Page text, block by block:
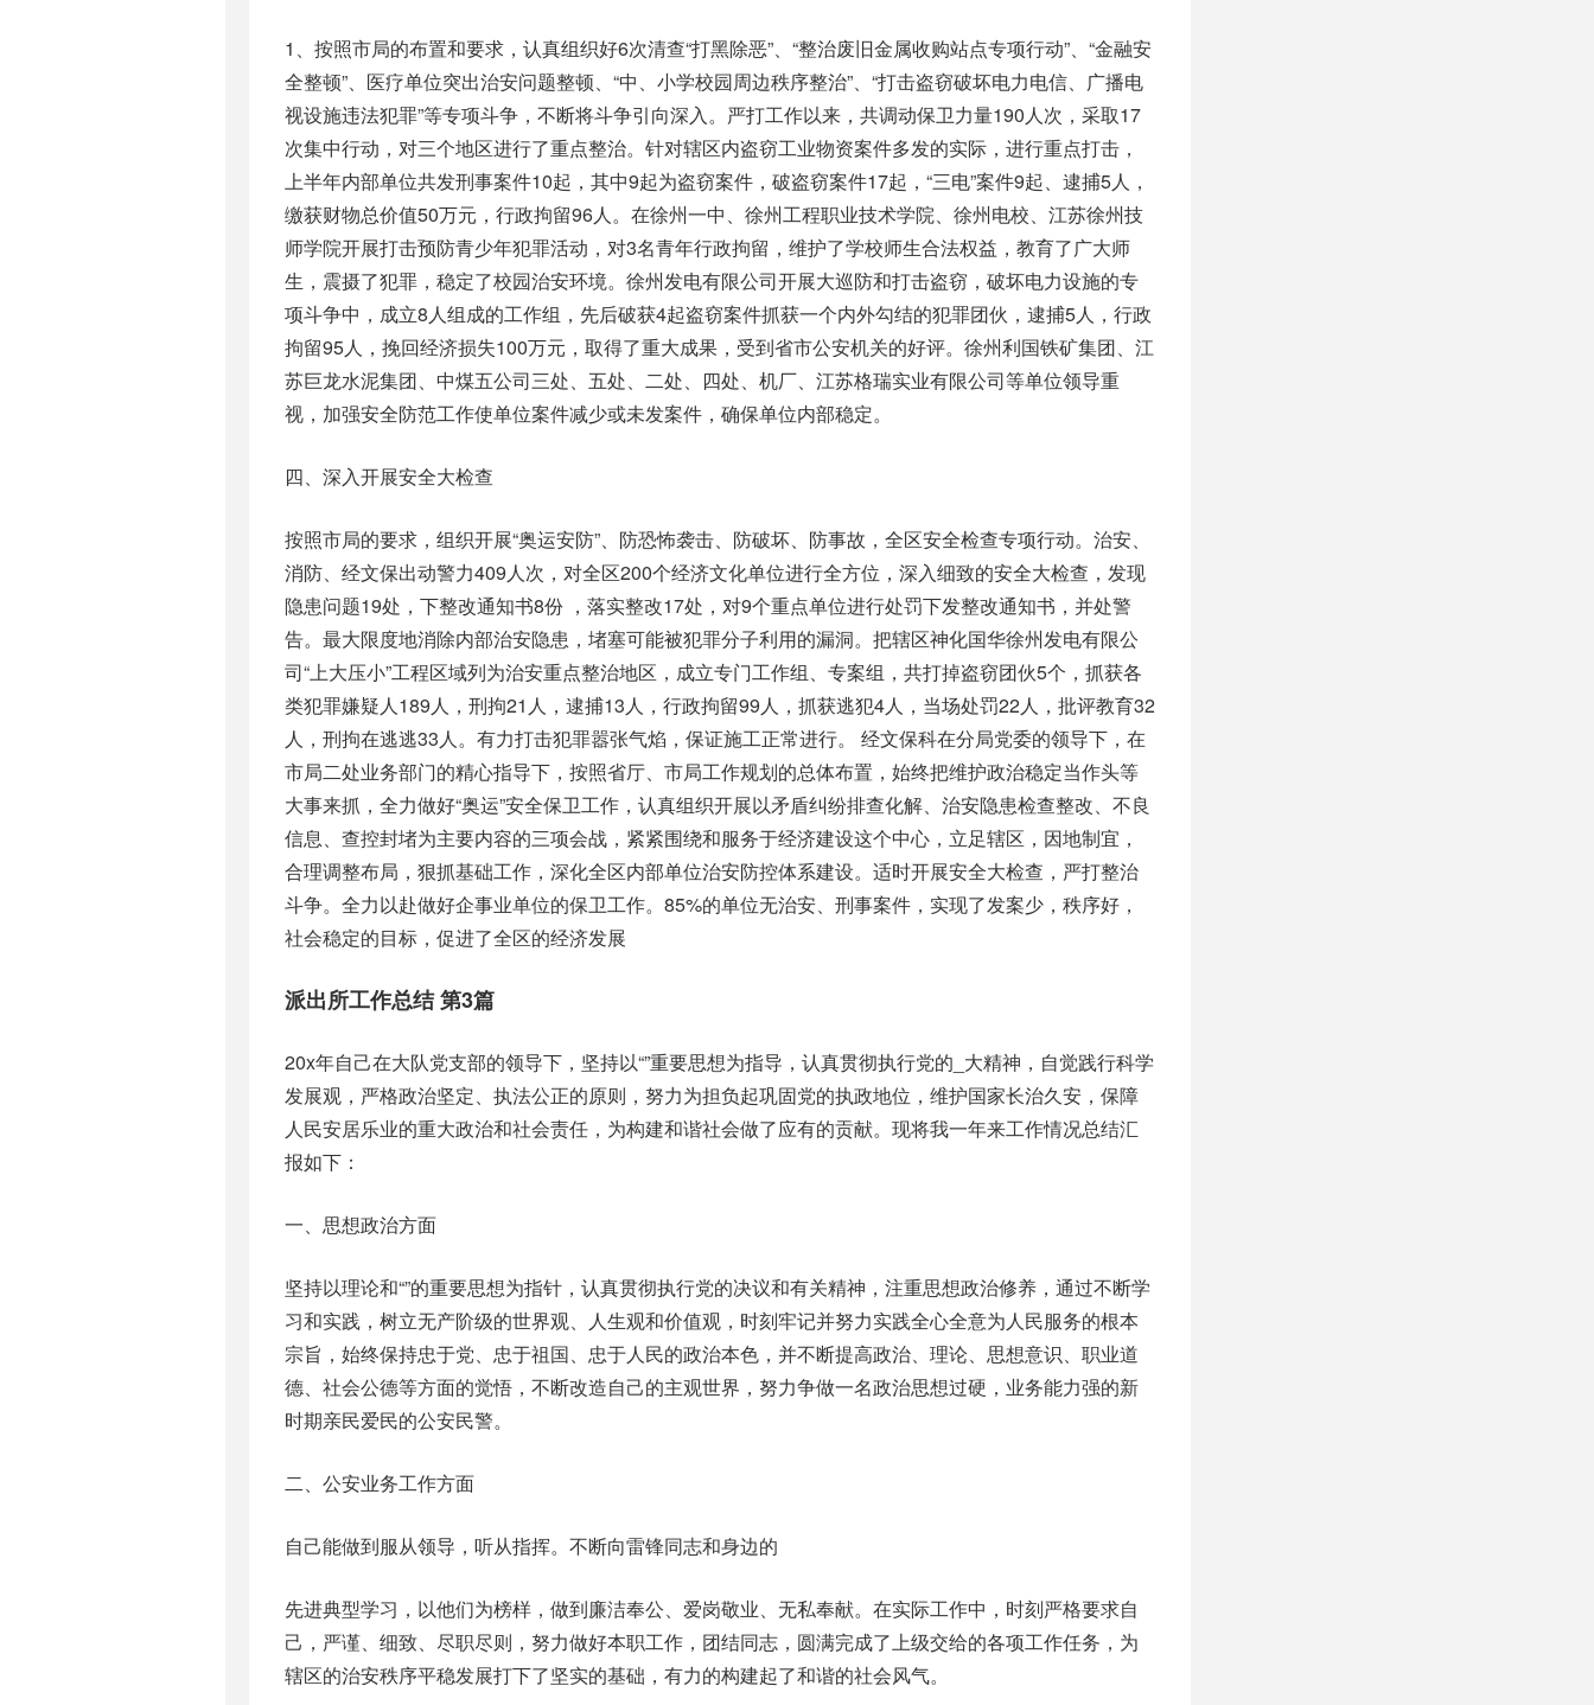
1、按照市局的布置和要求，认真组织好6次清查“打黑除恶”、“整治废旧金属收购站点专项行动”、“金融安
全整顿”、医疗单位突出治安问题整顿、“中、小学校园周边秩序整治”、“打击盗窃破坏电力电信、广播电
视设施违法犯罪”等专项斗争，不断将斗争引向深入。严打工作以来，共调动保卫力量190人次，采取17
次集中行动，对三个地区进行了重点整治。针对辖区内盗窃工业物资案件多发的实际，进行重点打击，
上半年内部单位共发刑事案件10起，其中9起为盗窃案件，破盗窃案件17起，“三电”案件9起、逮捕5人，
缴获财物总价值50万元，行政拘留96人。在徐州一中、徐州工程职业技术学院、徐州电校、江苏徐州技
师学院开展打击预防青少年犯罪活动，对3名青年行政拘留，维护了学校师生合法权益，教育了广大师
生，震摄了犯罪，稳定了校园治安环境。徐州发电有限公司开展大巡防和打击盗窃，破坏电力设施的专
项斗争中，成立8人组成的工作组，先后破获4起盗窃案件抓获一个内外勾结的犯罪团伙，逮捕5人，行政
拘留95人，挽回经济损失100万元，取得了重大成果，受到省市公安机关的好评。徐州利国铁矿集团、江
苏巨龙水泥集团、中煤五公司三处、五处、二处、四处、机厂、江苏格瑞实业有限公司等单位领导重
视，加强安全防范工作使单位案件减少或未发案件，确保单位内部稳定。
四、深入开展安全大检查
按照市局的要求，组织开展“奥运安防”、防恐怖袭击、防破坏、防事故，全区安全检查专项行动。治安、
消防、经文保出动警力409人次，对全区200个经济文化单位进行全方位，深入细致的安全大检查，发现
隐患问题19处，下整改通知书8份 ，落实整改17处，对9个重点单位进行处罚下发整改通知书，并处警
告。最大限度地消除内部治安隐患，堵塞可能被犯罪分子利用的漏洞。把辖区神化国华徐州发电有限公
司“上大压小”工程区域列为治安重点整治地区，成立专门工作组、专案组，共打掉盗窃团伙5个，抓获各
类犯罪嫌疑人189人，刑拘21人，逮捕13人，行政拘留99人，抓获逃犯4人，当场处罚22人，批评教育32
人，刑拘在逃逃33人。有力打击犯罪嚣张气焰，保证施工正常进行。 经文保科在分局党委的领导下，在
市局二处业务部门的精心指导下，按照省厅、市局工作规划的总体布置，始终把维护政治稳定当作头等
大事来抓，全力做好“奥运”安全保卫工作，认真组织开展以矛盾纠纷排查化解、治安隐患检查整改、不良
信息、查控封堵为主要内容的三项会战，紧紧围绕和服务于经济建设这个中心，立足辖区，因地制宜，
合理调整布局，狠抓基础工作，深化全区内部单位治安防控体系建设。适时开展安全大检查，严打整治
斗争。全力以赴做好企事业单位的保卫工作。85%的单位无治安、刑事案件，实现了发案少，秩序好，
社会稳定的目标，促进了全区的经济发展
派出所工作总结 第3篇
20x年自己在大队党支部的领导下，坚持以“”重要思想为指导，认真贯彻执行党的_大精神，自觉践行科学
发展观，严格政治坚定、执法公正的原则，努力为担负起巩固党的执政地位，维护国家长治久安，保障
人民安居乐业的重大政治和社会责任，为构建和谐社会做了应有的贡献。现将我一年来工作情况总结汇
报如下：
一、思想政治方面
坚持以理论和“”的重要思想为指针，认真贯彻执行党的决议和有关精神，注重思想政治修养，通过不断学
习和实践，树立无产阶级的世界观、人生观和价值观，时刻牢记并努力实践全心全意为人民服务的根本
宗旨，始终保持忠于党、忠于祖国、忠于人民的政治本色，并不断提高政治、理论、思想意识、职业道
德、社会公德等方面的觉悟，不断改造自己的主观世界，努力争做一名政治思想过硬，业务能力强的新
时期亲民爱民的公安民警。
二、公安业务工作方面
自己能做到服从领导，听从指挥。不断向雷锋同志和身边的
先进典型学习，以他们为榜样，做到廉洁奉公、爱岗敬业、无私奉献。在实际工作中，时刻严格要求自
己，严谨、细致、尽职尽则，努力做好本职工作，团结同志，圆满完成了上级交给的各项工作任务，为
辖区的治安秩序平稳发展打下了坚实的基础，有力的构建起了和谐的社会风气。